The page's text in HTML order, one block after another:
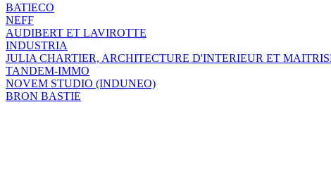
BATIECO
NEFF
AUDIBERT ET LAVIROTTE
INDUSTRIA
JULIA CHARTIER, ARCHITECTURE D'INTERIEUR ET
TANDEM-IMMO
NOVEM STUDIO (INDUNEO)
BRON BASTIE